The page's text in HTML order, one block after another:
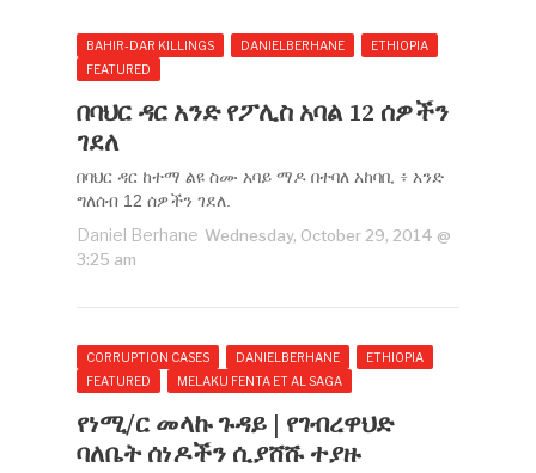
BAHIR-DAR KILLINGS DANIELBERHANE
ETHIOPIA
FEATURED
በባህር ዳር አንድ የፖሊስ አባል 12 ሰዎችን
ገደለ
በባህር ዳር ከተማ ልዩ ስሙ አባይ ማዶ በተባለ አከባቢ ፥ አንድ
ግለሰብ 12 ሰዎችን ገደለ.
Daniel Berhane Wednesday, October 29, 2014 @
3:25 am
CORRUPTION CASES DANIELBERHANE
ETHIOPIA
FEATURED
MELAKU FENTA ET AL SAGA
የነሚ/ር መላኩ ጉዳይ | የገብረዋህድ
ባለቤት ሰነዶችን ሲያሸሹ ተያዙ